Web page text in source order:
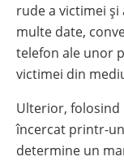
rude a victimei
multe date,
telefon ale unor
victimei din
Ulterior,
încercat printr-
determine un